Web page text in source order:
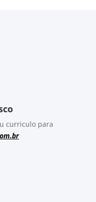
curriculo para